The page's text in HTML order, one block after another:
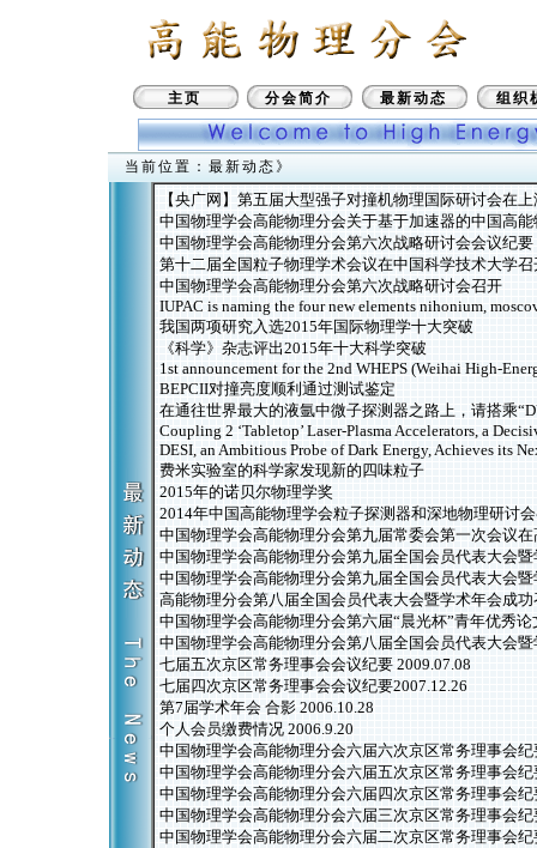
主页 分会简介 最新动态 组织
当前位置：最新动态》
【央广网】第五届大型强子对撞机物理国际研讨会在
中国物理学会高能物理分会关于基于加速器的中国高
中国物理学会高能物理分会第六次战略研讨会会议纪要
第十二届全国粒子物理学术会议在中国科学技术大学召
中国物理学会高能物理分会第六次战略研讨会召开
IUPAC is naming the four new elements nihonium,
我国两项研究入选2015年国际物理学十大突破
《科学》杂志评出2015年十大科学突破
1st announcement for the 2nd WHEPS (Weihai High-
BEPCII对撞亮度顺利通过测试鉴定
在通往世界最大的液氩中微子探测器之路上，请搭乘
Coupling 2 ‘Tabletop’ Laser-Plasma Accelerators, a
DESI, an Ambitious Probe of Dark Energy, Achieves its
费米实验室的科学家发现新的四味粒子
2015年的诺贝尔物理学奖
2014年中国高能物理学会粒子探测器和深地物理研讨
中国物理学会高能物理分会第九届常委会第一次会议
中国物理学会高能物理分会第九届全国会员代表大会
中国物理学会高能物理分会第九届全国会员代表大会
高能物理分会第八届全国会员代表大会暨学术年会成功
中国物理学会高能物理分会第六届“晨光杯”青年优秀
中国物理学会高能物理分会第八届全国会员代表大会
七届五次京区常务理事会会议纪要 2009.07.08
七届四次京区常务理事会会议纪要2007.12.26
第7届学术年会 合影 2006.10.28
个人会员缴费情况 2006.9.20
中国物理学会高能物理分会六届六次京区常务理事会纪
中国物理学会高能物理分会六届五次京区常务理事会纪
中国物理学会高能物理分会六届四次京区常务理事会纪
中国物理学会高能物理分会六届三次京区常务理事会纪
中国物理学会高能物理分会六届二次京区常务理事会纪